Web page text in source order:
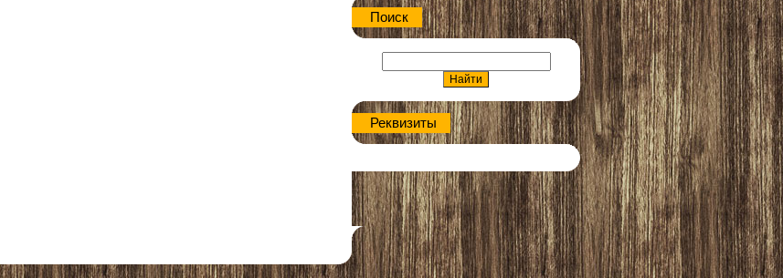
Поиск
Реквизиты